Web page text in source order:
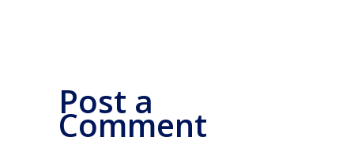
Post a
Comment